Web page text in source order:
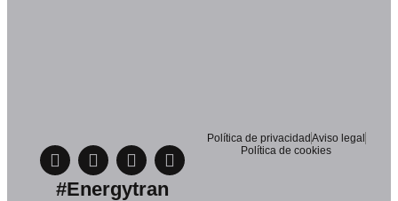
#Energytran
Política de privacidad Aviso legal
Política de cookies